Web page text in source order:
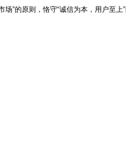
”的原则，恪守“诚信为本，用户至